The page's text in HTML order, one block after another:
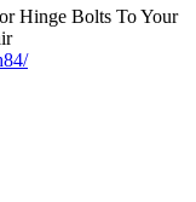
Hinge Bolts To Your